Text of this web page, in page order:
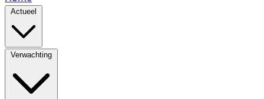
Actueel
Verwachting